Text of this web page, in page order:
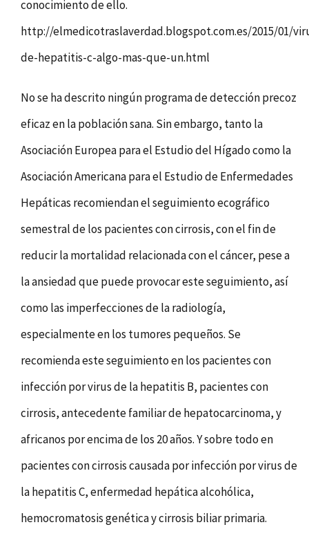
conocimiento de ello.
http://elmedicotraslaverdad.blogspot.com.es/2015/01/
de-hepatitis-c-algo-mas-que-un.html
No se ha descrito ningún programa de detección precoz
eficaz en la población sana. Sin embargo, tanto la
Asociación Europea para el Estudio del Hígado como la
Asociación Americana para el Estudio de Enfermedades
Hepáticas recomiendan el seguimiento ecográfico
semestral de los pacientes con cirrosis, con el fin de
reducir la mortalidad relacionada con el cáncer, pese a
la ansiedad que puede provocar este seguimiento, así
como las imperfecciones de la radiología,
especialmente en los tumores pequeños. Se
recomienda este seguimiento en los pacientes con
infección por virus de la hepatitis B, pacientes con
cirrosis, antecedente familiar de hepatocarcinoma, y
africanos por encima de los 20 años. Y sobre todo en
pacientes con cirrosis causada por infección por virus de
la hepatitis C, enfermedad hepática alcohólica,
hemocromatosis genética y cirrosis biliar primaria.